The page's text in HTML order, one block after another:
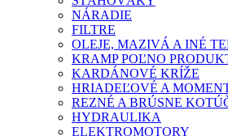
NÁRADIE
FILTRE
OLEJE, MAZIVÁ A INÉ
KRAMP POĽNO
KARDÁNOVÉ KRÍŽE
HRIADEĽOVÉ A
REZNÉ A BRÚSNE
HYDRAULIKA
ELEKTROMOTORY